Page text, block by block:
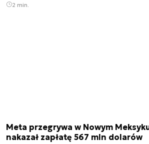
2 min.
Meta przegrywa w Nowym
nakazał zapłatę 567 mln dolarów